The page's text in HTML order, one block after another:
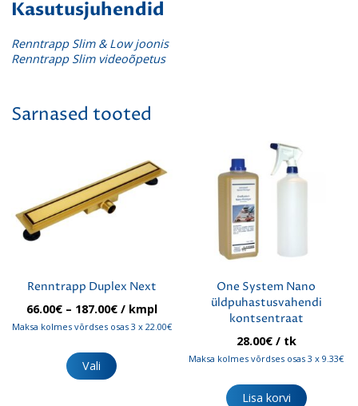
Kasutusjuhendid
Renntrapp Slim & Low joonis
Renntrapp Slim videoõpetus
Sarnased tooted
Renntrapp Duplex Next
66.00€ – 187.00€Hinnavahemik:
66.00€
/ kmpl
Maksa kolmes võrdses osas 3 x 22.00€
Vali
tootel
One System Nano
üldpuhastusvahendi
kontsentraat
28.00€/ tk
Maksa kolmes võrdses osas 3 x 9.33€
Lisa korvi